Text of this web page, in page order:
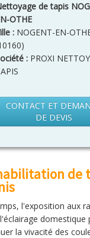
de tapis
OTHE
: NOGENT-EN-
)
: PROXI
CONTACT ET
DE DEVIS
de
l'exposition aux
domestique
la vivacité des